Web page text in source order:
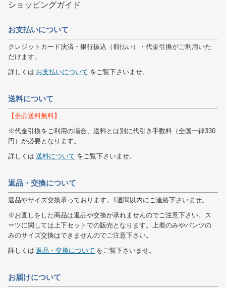
ショッピングガイド
お支払いについて
クレジットカード決済・銀行振込（前払い）・代金引換がご利用いた
だけます。
詳しくは お支払いについて をご覧下さいませ。
送料について
【全品送料無料】
※代金引換をご利用の場合、送料とは別に代引き手数料（全国一律330
円）が必要となります。
詳しくは 送料について をご覧下さいませ。
返品・交換について
返品やサイズ交換承っております。1週間以内にご連絡下さいませ。
※お直しをした商品は返品や交換が承れませんのでご注意下さい。ス
ーツに関しては上下セットでの販売となります。上着のみやパンツの
みのサイズ交換はできませんのでご注意下さい。
詳しくは 返品・交換について をご覧下さいませ。
お届けについて